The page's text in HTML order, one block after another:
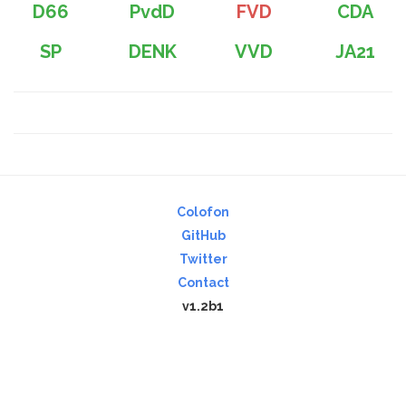
D66
PvdD FVD
CDA
SP
DENK VVD JA21
Colofon
GitHub
Twitter
Contact
v1.2b1